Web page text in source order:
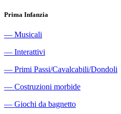
Prima Infanzia
― Musicali
― Interattivi
― Primi Passi/Cavalcabili/Dondoli
― Costruzioni morbide
― Giochi da bagnetto